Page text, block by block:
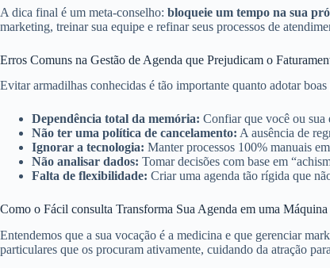
A dica final é um meta-conselho: bloqueie um tempo na sua
marketing, treinar sua equipe e refinar seus processos de
Erros Comuns na Gestão de Agenda que Prejudicam o
Evitar armadilhas conhecidas é tão importante quanto adotar
Dependência total da memória: Confiar que você ou sua
Não ter uma política de cancelamento: A ausência de
Ignorar a tecnologia: Manter processos 100% manuais
Não analisar dados: Tomar decisões com base em
Falta de flexibilidade: Criar uma agenda tão rígida que
Como o Fácil consulta Transforma Sua Agenda em uma
Entendemos que a sua vocação é a medicina e que gerenciar
particulares que os procuram ativamente, cuidando da atração